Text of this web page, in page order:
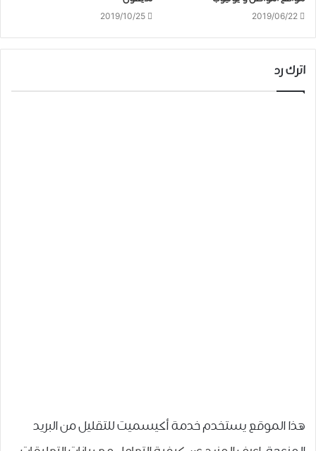
2019/06/22
2019/10/25
اترك رد
هذا الموقع يستخدم خدمة أكيسميت للتقليل من البريد